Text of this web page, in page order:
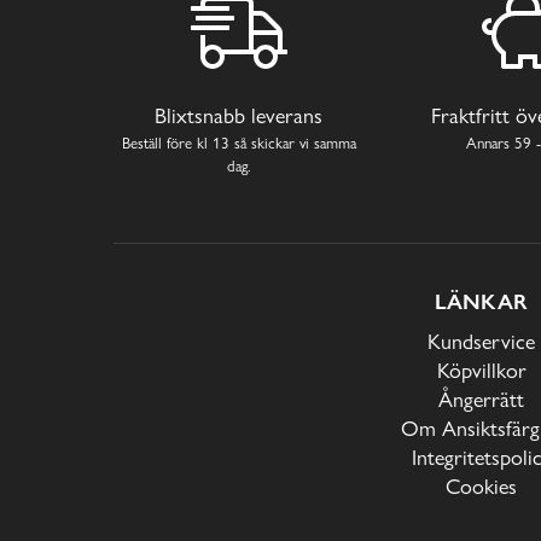
Blixtsnabb leverans
Beställ före kl 13 så skickar vi samma
dag.
Fraktfritt
Annars 59
LÄNKAR
Kundservice
Köpvillkor
Ångerrätt
Om
Cookies